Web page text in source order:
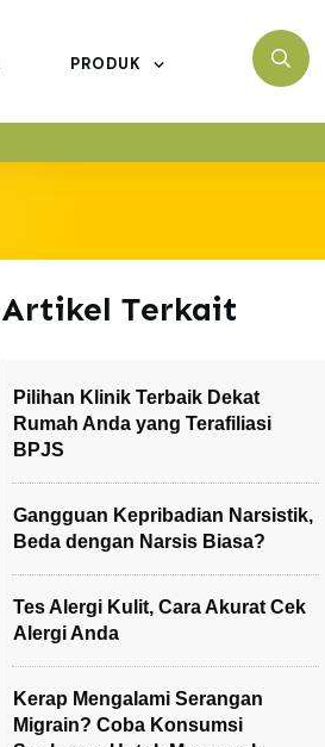
PRODUK
Artikel Terkait
Pilihan Klinik Terbaik Dekat
Rumah Anda yang Terafiliasi
BPJS
Gangguan Kepribadian Narsistik,
Beda dengan Narsis Biasa?
Tes Alergi Kulit, Cara Akurat Cek
Alergi Anda
Kerap Mengalami Serangan
Migrain? Coba Konsumsi